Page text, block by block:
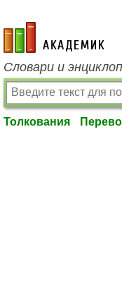
academic.ru
Словари и
Толкования